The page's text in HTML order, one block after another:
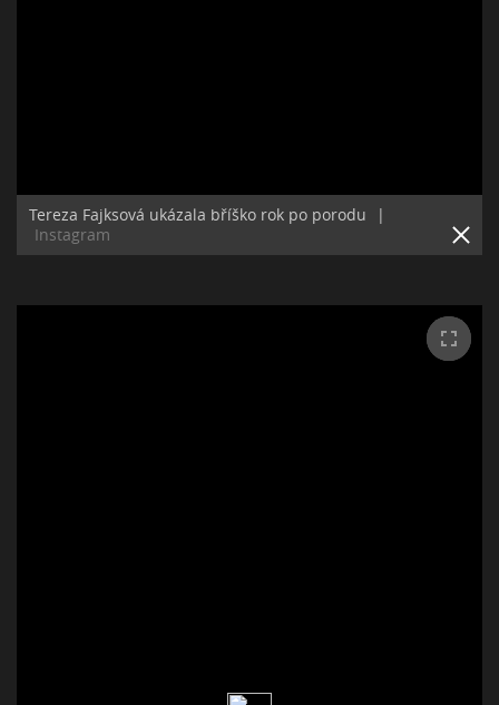
Tereza Fajksová ukázala bříško rok po porodu
|
Instagram